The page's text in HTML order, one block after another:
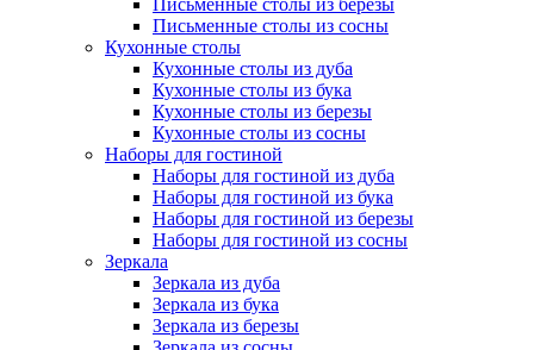
Письменные столы из березы
Письменные столы из сосны
Кухонные столы
Кухонные столы из дуба
Кухонные столы из бука
Кухонные столы из березы
Кухонные столы из сосны
Наборы для гостиной
Наборы для гостиной из дуба
Наборы для гостиной из бука
Наборы для гостиной из березы
Наборы для гостиной из сосны
Зеркала
Зеркала из дуба
Зеркала из бука
Зеркала из березы